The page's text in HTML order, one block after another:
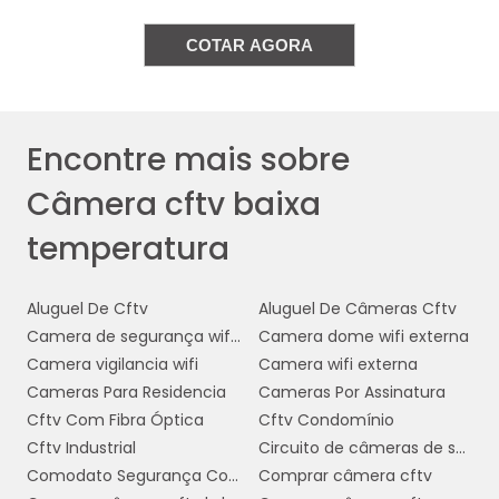
severas, como neve e gelo, sem comprometer
a qualidade da imagem ou a funcionalidade.
empresas que buscam proteger seus ativos e
garantir a segurança operacional,
independentemente das condições
tranquilidadeeconfiabilidade
principais sem preocupações adicionais com
segurança.
CARACTERÍSTICAS
TÉCNICAS ESSENCIAIS
As câmeras CFTV projetadas para operar em
COTAR AGORA
Encontre mais sobre
Câmera cftv baixa
temperatura
Aluguel De Cftv
Aluguel De Câmeras Cftv
Camera de segurança wifi com audio
Camera dome wifi externa
Camera vigilancia wifi
Camera wifi externa
Cameras Para Residencia
Cameras Por Assinatura
Cftv Com Fibra Óptica
Cftv Condomínio
Cftv Industrial
Circuito de câmeras de segurança
Comodato Segurança Condominio
Comprar câmera cftv